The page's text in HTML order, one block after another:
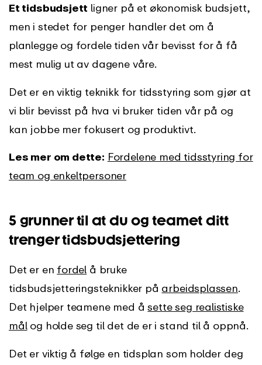
Et tidsbudsjett ligner på et økonomisk budsjett,
men i stedet for penger handler det om å
planlegge og fordele tiden vår bevisst for å få
mest mulig ut av dagene våre.
Det er en viktig teknikk for tidsstyring som gjør at
vi blir bevisst på hva vi bruker tiden vår på og
kan jobbe mer fokusert og produktivt.
Les mer om dette: Fordelene med tidsstyring for
team og enkeltpersoner
5 grunner til at du og teamet ditt
trenger tidsbudsjettering
Det er en fordel å bruke
tidsbudsjetteringsteknikker på arbeidsplassen.
Det hjelper teamene med åsette seg realistiske
målog holde seg til det de er i stand til å oppnå.
Det er viktig å følge en tidsplan som holder deg